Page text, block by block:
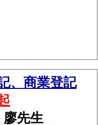
、商業登記
先生